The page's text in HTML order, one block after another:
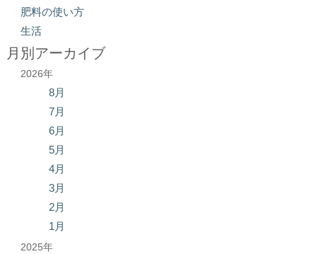
肥料の使い方
生活
月別アーカイブ
2026年
8月
7月
6月
5月
4月
3月
2月
1月
2025年